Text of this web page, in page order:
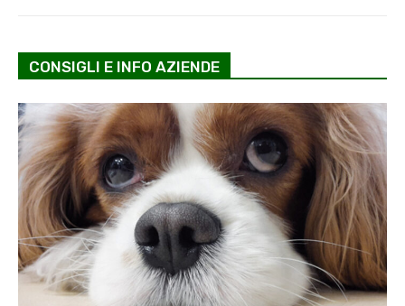
CONSIGLI E INFO AZIENDE